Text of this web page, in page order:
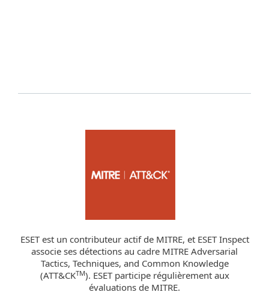
ESET est un contributeur actif de MITRE, et ESET Inspect
associe ses détections au cadre MITRE Adversarial
Tactics, Techniques, and Common Knowledge
(ATT&CKTM). ESET participe régulièrement aux
évaluations de MITRE.